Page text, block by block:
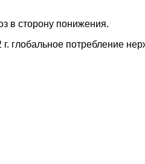
в сторону понижения.
г. глобальное потребление